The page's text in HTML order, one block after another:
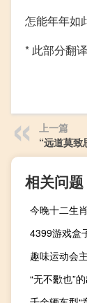
怎能年年如
* 此部分翻
上一篇
“远道莫致
相关问题
今晚十二生
4399游戏盒
趣味运动会
“无不歠也”